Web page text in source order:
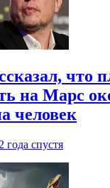
что
на Марс
человек
2 года спустя